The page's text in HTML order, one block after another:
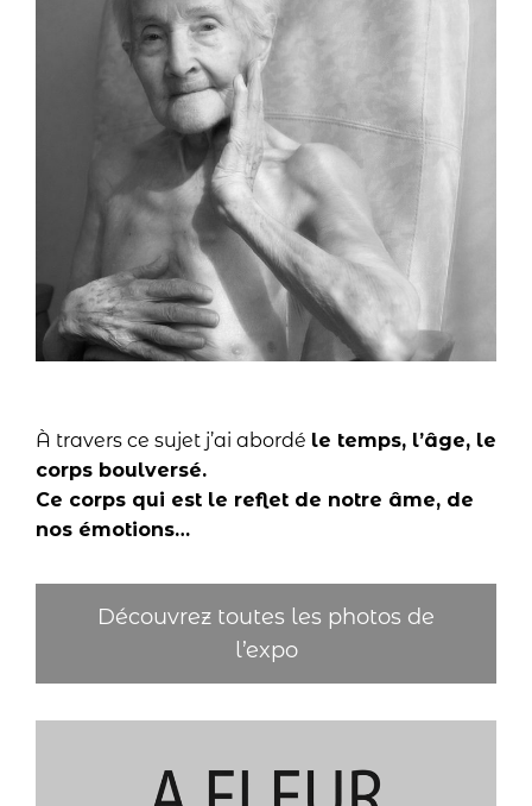
À travers ce sujet j’ai abordé le temps, l’âge, le
corps boulversé.
Ce corps qui est le reflet de notre âme, de
nos émotions…
Découvrez toutes les photos de
l’expo